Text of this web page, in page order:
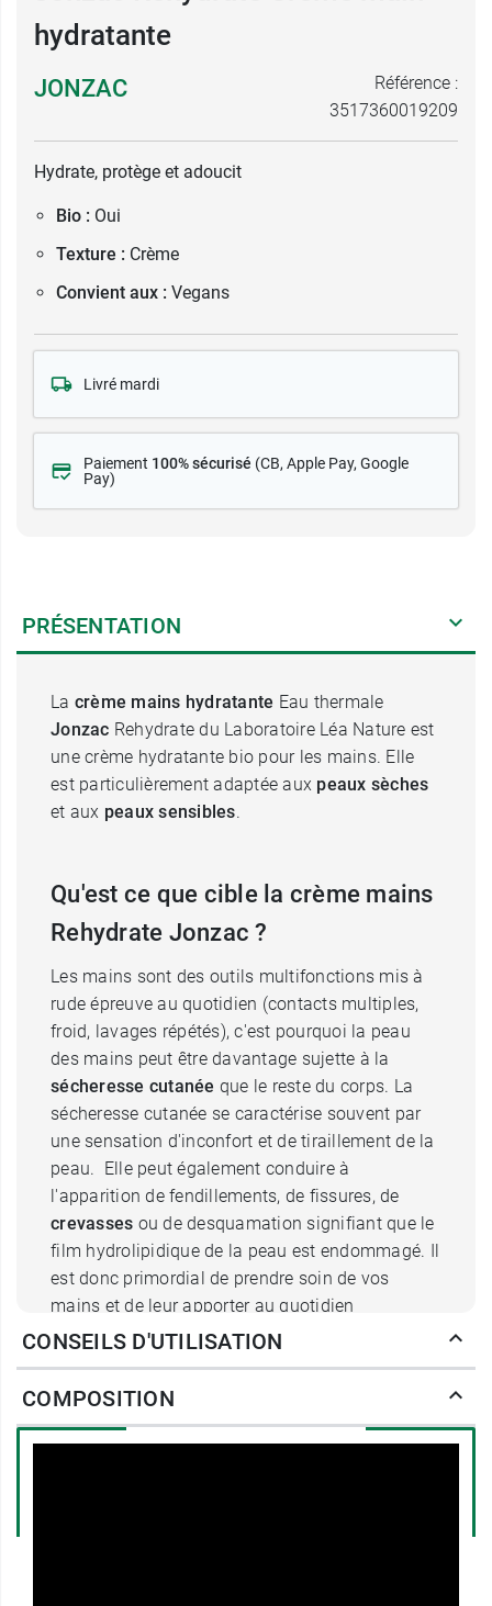
hydratante
JONZAC
Référence :
3517360019209
Hydrate, protège et adoucit
Bio : Oui
Texture : Crème
Convient aux : Vegans
Livré mardi
Paiement 100% sécurisé (CB, Apple Pay, Google
Pay)
PRÉSENTATION
La crème mains hydratante Eau thermale
Jonzac Rehydrate du Laboratoire Léa Nature est
une crème hydratante bio pour les mains. Elle
est particulièrement adaptée aux peaux sèches
et aux peaux sensibles.
Qu'est ce que cible la crème mains
Rehydrate Jonzac ?
Les mains sont des outils multifonctions mis à
rude épreuve au quotidien (contacts multiples,
froid, lavages répétés), c'est pourquoi la peau
des mains peut être davantage sujette à la
sécheresse cutanée que le reste du corps. La
sécheresse cutanée se caractérise souvent par
une sensation d'inconfort et de tiraillement de la
peau. Elle peut également conduire à
l'apparition de fendillements, de fissures, de
crevasses ou de desquamation signifiant que le
film hydrolipidique de la peau est endommagé. Il
est donc primordial de prendre soin de vos
mains et de leur apporter au quotidien
l'hydratation et la protection dont elles ont
Que contient la crème mains
CONSEILS D'UTILISATION
COMPOSITION